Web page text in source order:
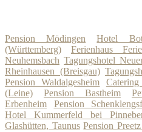
Pension Mödingen Hotel
(Württemberg)
Ferienhaus
Neuhemsbach Tagungshotel
Rheinhausen (Breisgau)
Pension Waldalgesheim
Catering
(Leine)
Pension Bastheim
Erbenheim
Pension
Hotel Kummerfeld bei
Glashütten, Taunus Pension